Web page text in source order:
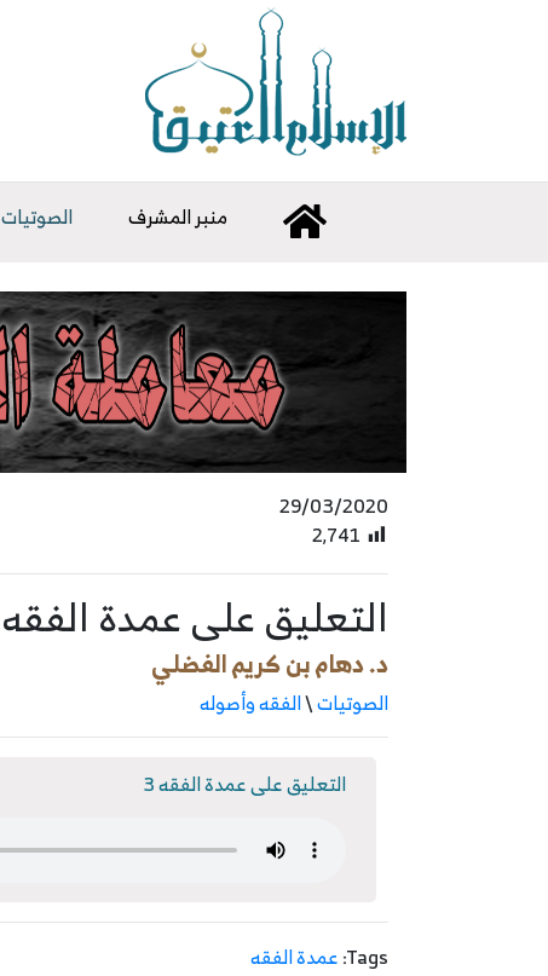
منبر المشرف الصوتيات
29/03/2020
2٬741
التعليق على عمدة الفقه 3
د. دهام بن كريم الفضلي
الصوتيات\الفقه وأصوله
التعليق على عمدة الفقه 3
Tags: عمدة الفقه